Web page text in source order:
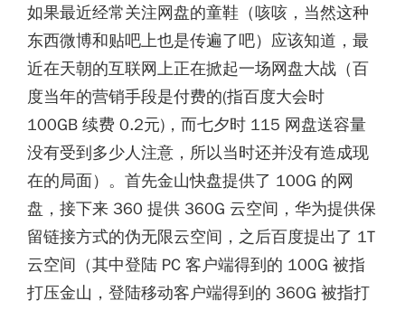
如果最近经常关注网盘的童鞋（咳咳，当然这种
东西微博和贴吧上也是传遍了吧）应该知道，最
近在天朝的互联网上正在掀起一场网盘大战（百
度当年的营销手段是付费的(指百度大会时
100GB 续费 0.2元)，而七夕时 115 网盘送容量
没有受到多少人注意，所以当时还并没有造成现
在的局面）。首先金山快盘提供了 100G 的网
盘，接下来 360 提供 360G 云空间，华为提供保
留链接方式的伪无限云空间，之后百度提出了 1T
云空间（其中登陆 PC 客户端得到的 100G 被指
打压金山，登陆移动客户端得到的 360G 被指打